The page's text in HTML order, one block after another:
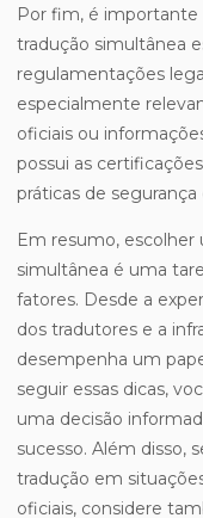
Por fim, é
tradução simultânea
regulamentações
especialmente
oficiais ou
possui as
práticas de
Em resumo,
simultânea é uma
fatores. Desde a
dos tradutores e a
desempenha um
seguir essas dicas,
uma decisão
sucesso. Além disso,
tradução em
oficiais, considere